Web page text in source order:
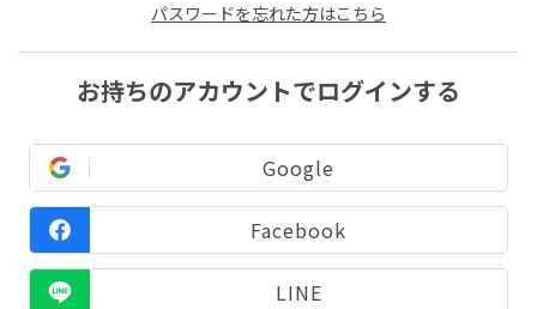
パスワードを忘れた方はこちら
お持ちのアカウントでログインする
Google
Facebook
LINE